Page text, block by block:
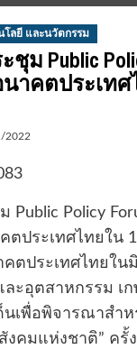
ลยี และนวัตกรรม
ม Public
นาคตประเทศ
2022
Public Policy
ตประเทศไทยใน
คตประเทศไทยใน
ละอุตสาหกรรม เ
นเพื่อพิจารณาสำ
งคมแห่งชาติ” ครั้